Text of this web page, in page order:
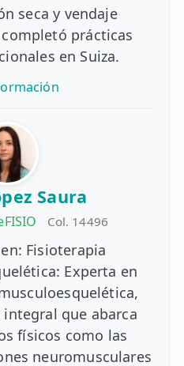
seca y vendaje
prácticas
en Suiza.
Saura
Col. 14496
Fisioterapia
Experta en
que abarca
físicos como las
neuromusculares